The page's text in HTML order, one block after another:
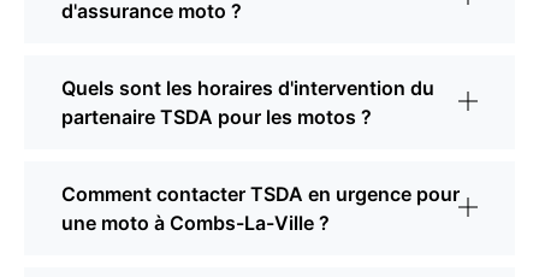
d'assurance moto ?
Quels sont les horaires d'intervention du
partenaire TSDA pour les motos ?
Comment contacter TSDA en urgence pour
une moto à Combs-La-Ville ?